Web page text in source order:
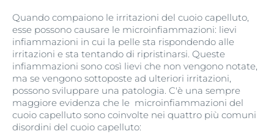
Quando compaiono le irritazioni del cuoio capelluto,
esse possono causare le microinfiammazioni: lievi
infiammazioni in cui la pelle sta rispondendo alle
irritazioni e sta tentando di ripristinarsi. Queste
infiammazioni sono così lievi che non vengono notate,
ma se vengono sottoposte ad ulteriori irritazioni,
possono sviluppare una patologia. C'è una sempre
maggiore evidenza che le microinfiammazioni del
cuoio capelluto sono coinvolte nei quattro più comuni
disordini del cuoio capelluto: